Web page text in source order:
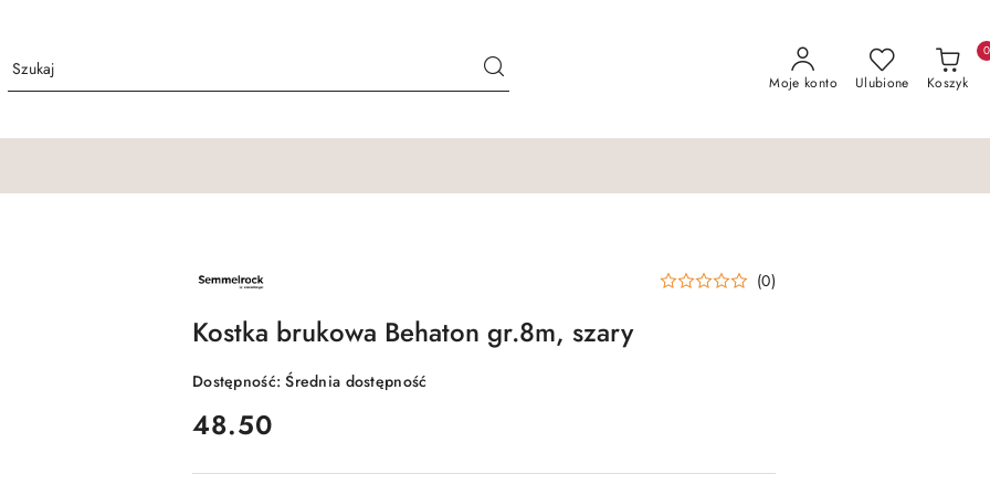
Moje konto Ulubione Koszyk
0
NAZWA
PRODUCENTA: (0)
Kostka brukowa Behaton gr.8m, szary
Dostępność:Średnia dostępność
cena:
48.50